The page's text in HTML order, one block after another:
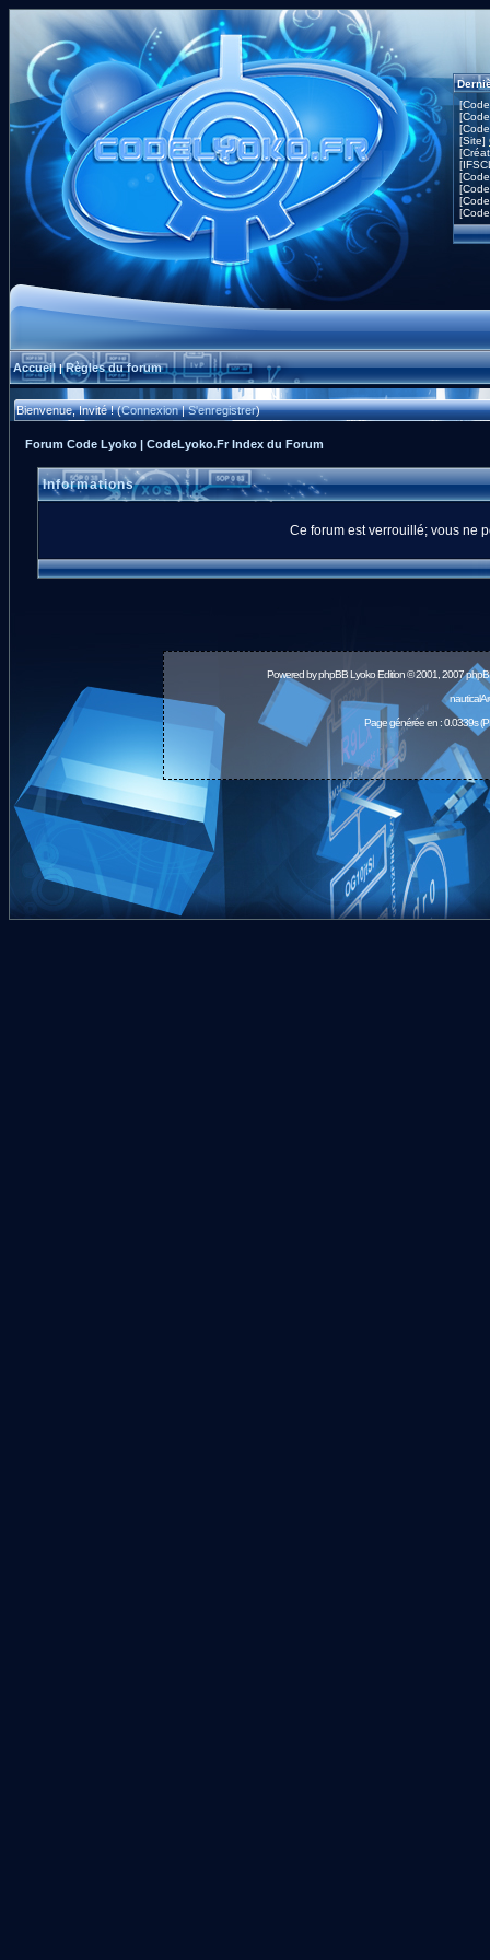
[Site]
Accueil|Règles du forum
Bienvenue, Invité ! (Connexion|S'enregistrer)
Forum Code Lyoko | CodeLyoko.Fr Index du Forum
Informations
Ce forum est verrouillé; vous ne
Powered byphpBBLyoko Edition © 2001, 2007
Page générée en : 0.0339s